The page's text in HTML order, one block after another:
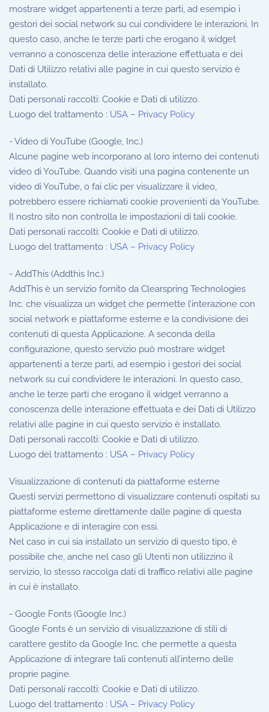
mostrare widget appartenenti a terze parti, ad esempio i
gestori dei social network su cui condividere le interazioni. In
questo caso, anche le terze parti che erogano il widget
verranno a conoscenza delle interazione effettuata e dei
Dati di Utilizzo relativi alle pagine in cui questo servizio è
installato.
Dati personali raccolti: Cookie e Dati di utilizzo.
Luogo del trattamento : USA – Privacy Policy
- Video di YouTube (Google, Inc.)
Alcune pagine web incorporano al loro interno dei contenuti
video di YouTube. Quando visiti una pagina contenente un
video di YouTube, o fai clic per visualizzare il video,
potrebbero essere richiamati cookie provenienti da YouTube.
Il nostro sito non controlla le impostazioni di tali cookie.
Dati personali raccolti: Cookie e Dati di utilizzo.
Luogo del trattamento : USA – Privacy Policy
- AddThis (Addthis Inc.)
AddThis è un servizio fornito da Clearspring Technologies
Inc. che visualizza un widget che permette l’interazione con
social network e piattaforme esterne e la condivisione dei
contenuti di questa Applicazione. A seconda della
configurazione, questo servizio può mostrare widget
appartenenti a terze parti, ad esempio i gestori dei social
network su cui condividere le interazioni. In questo caso,
anche le terze parti che erogano il widget verranno a
conoscenza delle interazione effettuata e dei Dati di Utilizzo
relativi alle pagine in cui questo servizio è installato.
Dati personali raccolti: Cookie e Dati di utilizzo.
Luogo del trattamento : USA – Privacy Policy
Visualizzazione di contenuti da piattaforme esterne
Questi servizi permettono di visualizzare contenuti ospitati su
piattaforme esterne direttamente dalle pagine di questa
Applicazione e di interagire con essi.
Nel caso in cui sia installato un servizio di questo tipo, è
possibile che, anche nel caso gli Utenti non utilizzino il
servizio, lo stesso raccolga dati di traffico relativi alle pagine
in cui è installato.
- Google Fonts (Google Inc.)
Google Fonts è un servizio di visualizzazione di stili di
carattere gestito da Google Inc. che permette a questa
Applicazione di integrare tali contenuti all’interno delle
proprie pagine.
Dati personali raccolti: Cookie e Dati di utilizzo.
Luogo del trattamento : USA – Privacy Policy